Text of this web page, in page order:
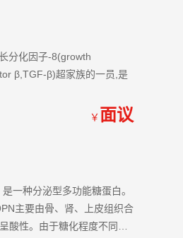
分化因子-8(growth
β,TGF-β)超家族的一员,是
￥ 面议
一种分泌型多功能糖蛋白。
主要由骨、肾、上皮组织合
酸性。由于糖化程度不同，